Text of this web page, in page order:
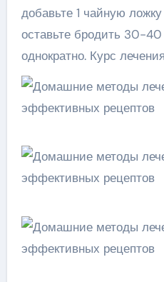
добавьте 1 чайную
оставьте бродить 30-
однократно. Курс